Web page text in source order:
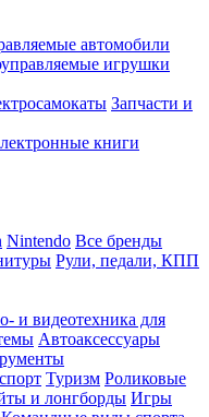
автомобили
игрушки
Запчасти и
книги
Nintendo Все бренды
Рули, педали, КПП
и видеотехника для
Автоаксессуары
Туризм Роликовые
и лонгборды Игры